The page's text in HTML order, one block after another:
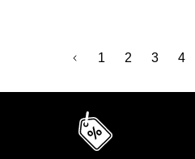
1 2 3 4